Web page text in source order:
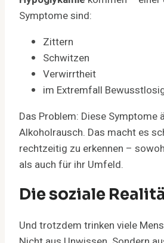
Symptome sind:
Zittern
Schwitzen
Verwirrtheit
im Extremfall
Das Problem: Diese Symptome
Alkoholrausch. Das macht es
rechtzeitig zu erkennen –
als auch für ihr Umfeld.
Die soziale
Und trotzdem trinken viele